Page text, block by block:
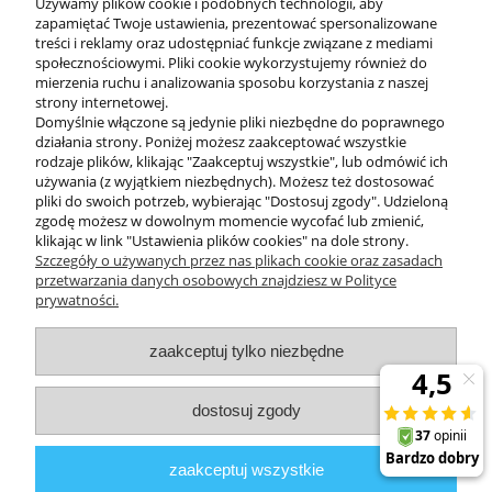
KONTAKT
DODATKOWE
MOJE KONTO
INFORMACJE
// ul. Przemysłowa 11a, 75-216 Koszalin // NIP669-050-03-43
// E-mail: sklep@zuma-line.pl
zapamiętać Twoje ustawienia, prezentować spersonalizowane
treści i reklamy oraz udostępniać funkcje związane z mediami
społecznościowymi. Pliki cookie wykorzystujemy również do
mierzenia ruchu i analizowania sposobu korzystania z naszej
strony internetowej.
Domyślnie włączone są jedynie pliki niezbędne do poprawnego
działania strony. Poniżej możesz zaakceptować wszystkie
rodzaje plików, klikając "Zaakceptuj wszystkie", lub odmówić ich
używania (z wyjątkiem niezbędnych). Możesz też dostosować
pliki do swoich potrzeb, wybierając "Dostosuj zgody". Udzieloną
zgodę możesz w dowolnym momencie wycofać lub zmienić,
klikając w link "Ustawienia plików cookies" na dole strony.
Szczegóły o używanych przez nas plikach cookie oraz zasadach
przetwarzania danych osobowych znajdziesz w Polityce
prywatności.
zaakceptuj tylko niezbędne
dostosuj zgody
zaakceptuj wszystkie